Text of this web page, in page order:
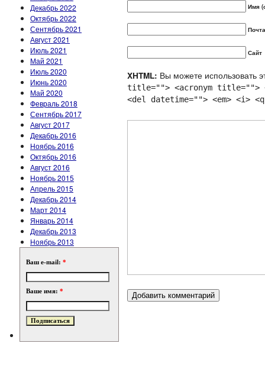
Декабрь 2022
Октябрь 2022
Сентябрь 2021
Август 2021
Июль 2021
Май 2021
Июль 2020
Июнь 2020
Май 2020
Февраль 2018
Сентябрь 2017
Август 2017
Декабрь 2016
Ноябрь 2016
Октябрь 2016
Август 2016
Ноябрь 2015
Апрель 2015
Декабрь 2014
Март 2014
Январь 2014
Декабрь 2013
Ноябрь 2013
Ваш e-mail: *
Ваше имя: *
Имя
Сайт
XHTML: Вы можете использовать
title=""> <acronym title="">
<del datetime=""> <em> <i>